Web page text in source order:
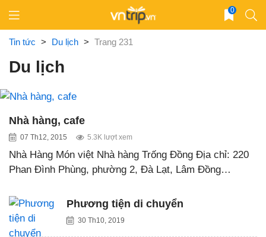
content
0
Tin tức > Du lịch > Trang 231
Du lịch
Nhà hàng, cafe
07 Th12, 2015 5.3K lượt xem
Nhà Hàng Món việt Nhà hàng Trống Đồng Địa chỉ: 220
Phan Đình Phùng, phường 2, Đà Lạt, Lâm Đồng…
Phương tiện di chuyển
30 Th10, 2019